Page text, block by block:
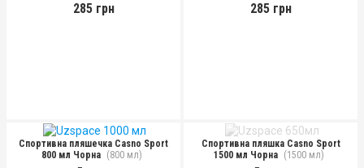
285 грн 285 грн
Спортивна пляшечка Casno Sport
800 мл Чорна (800 мл)
Спортивна пляшка Casno Sport
1500 мл Чорна (1500 мл)